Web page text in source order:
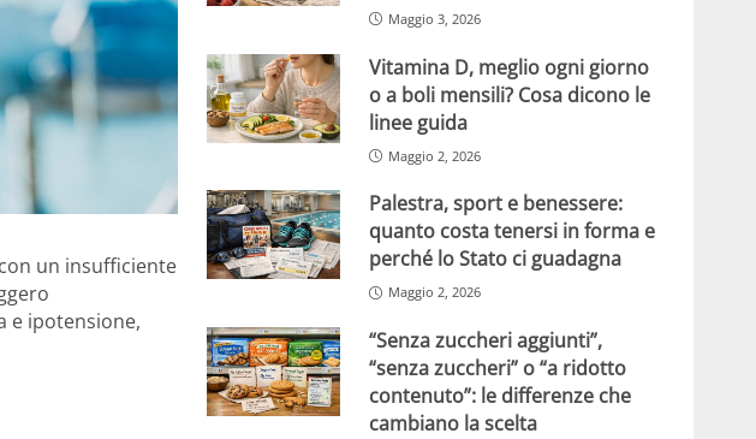
un insufficiente
e ipotensione,
Maggio 3, 2026
Vitamina D, meglio ogni giorno
o a boli mensili? Cosa dicono le
linee guida
Maggio 2, 2026
Palestra, sport e benessere:
quanto costa tenersi in forma e
perché lo Stato ci guadagna
Maggio 2, 2026
“Senza zuccheri aggiunti”,
“senza zuccheri” o “a ridotto
contenuto”: le differenze che
cambiano la scelta